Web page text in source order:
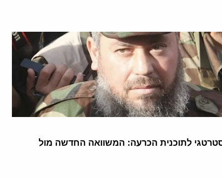
לתוכנית הכרעה: המשוואה החדשה מול